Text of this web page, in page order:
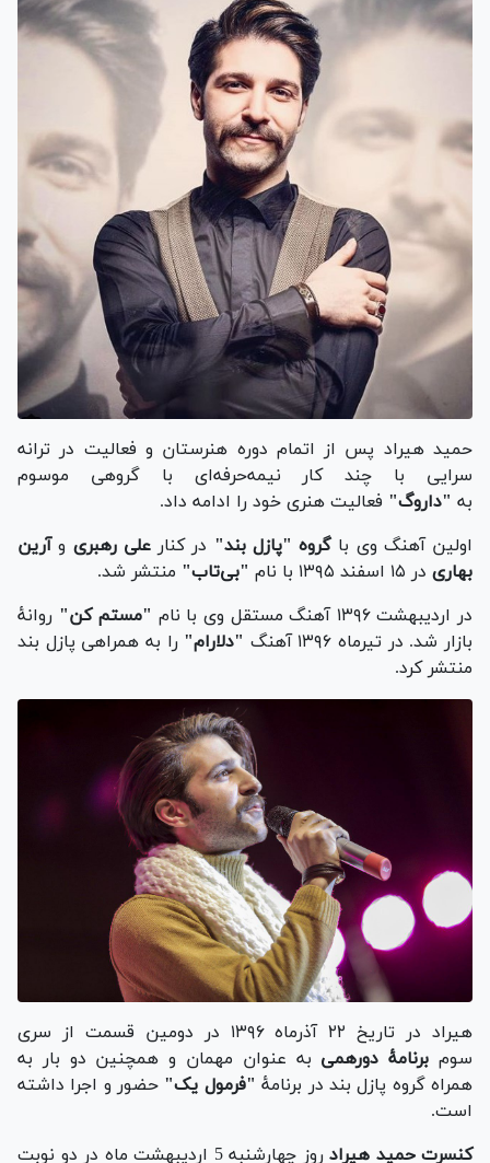
حمید هیراد پس از اتمام دوره هنرستان و فعالیت در ترانه
سرایی با چند کار نیمه‌حرفه‌ای با گروهی موسوم
به "داروگ" فعالیت هنری خود را ادامه داد.
اولین آهنگ وی باگروه "پازل بند" در کنارعلی رهبری وآرین
بهاری در ۱۵ اسفند ۱۳۹۵ با نام "بی‌تاب" منتشر شد.
در اردیبهشت ۱۳۹۶ آهنگ مستقل وی با نام
"مستم کن" روانهٔ
بازار شد. در تیرماه ۱۳۹۶ آهنگ
"دلارام" را به همراهی پازل بند
منتشر کرد.
هیراد در تاریخ ۲۲ آذرماه ۱۳۹۶ در دومین قسمت از سری
سوم برنامهٔ دورهمی به عنوان مهمان و همچنین دو بار به
همراه گروه پازل بند در برنامهٔ"فرمول یک" حضور و اجرا داشته‌
است.
کنسرت حمید هیراد
روز چهارشنبه 5 اردیبهشت ماه در دو نوبت